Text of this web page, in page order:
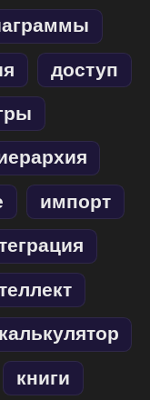
доступ
импорт
калькулятор
книги